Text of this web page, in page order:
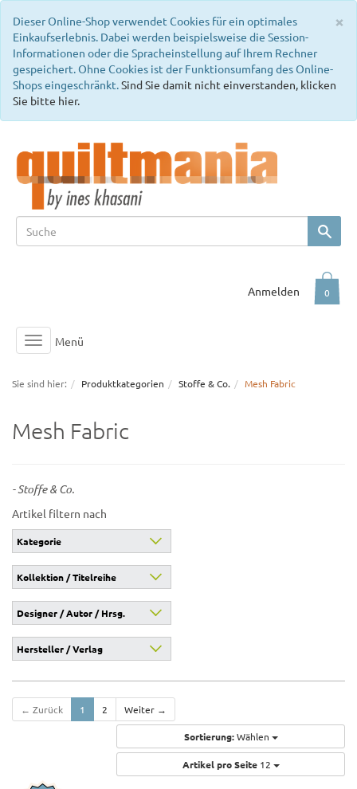
×
Dieser Online-Shop verwendet Cookies für ein optimales
Einkaufserlebnis. Dabei werden beispielsweise die Session-
Informationen oder die Spracheinstellung auf Ihrem Rechner
gespeichert. Ohne Cookies ist der Funktionsumfang des Online-
Shops eingeschränkt.Sind Sie damit nicht einverstanden, klicken
Sie bitte hier.
0
Anmelden
Toggle
navigation
Menü
Sie sind hier: Produktkategorien Stoffe & Co. Mesh Fabric
Mesh Fabric
- Stoffe & Co.
Artikel filtern nach
Kategorie
Kollektion / Titelreihe
Designer / Autor / Hrsg.
Hersteller / Verlag
← Zurück 1 2 Weiter →
Sortierung: Wählen
Artikel pro Seite 12